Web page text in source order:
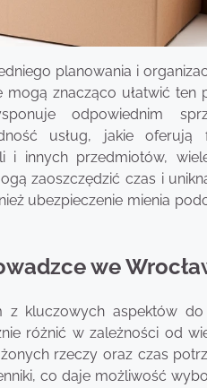
planowania i
znacząco ułatwić ten
odpowiednim
usług, jakie oferują
i innych przedmiotów,
zaoszczędzić czas i
ubezpieczenie mienia
we
z kluczowych aspektów
różnić w zależności od
rzeczy oraz czas
co daje możliwość